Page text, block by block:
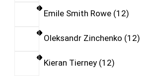
Emile Smith Rowe 12
Oleksandr Zinchenko 12
Kieran Tierney 12